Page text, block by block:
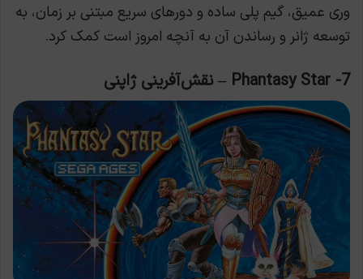
وری عمیق، گیم پلی ساده و دورهای سریع مبتنی بر زمان، به
توسعه ژانر و رساندن آن به آنچه امروز است کمک کرد.
7- Phantasy Star – نقش‌آفرینی ژاپنی